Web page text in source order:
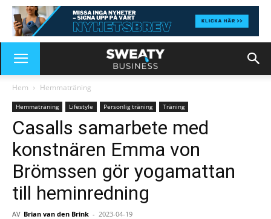
Hem Hemmaträning
Hemmaträning Lifestyle Personlig träning Träning
Casalls samarbete med
konstnären Emma von
Brömssen gör yogamattan
till heminredning
AV Brian van den Brink - 2023-04-19